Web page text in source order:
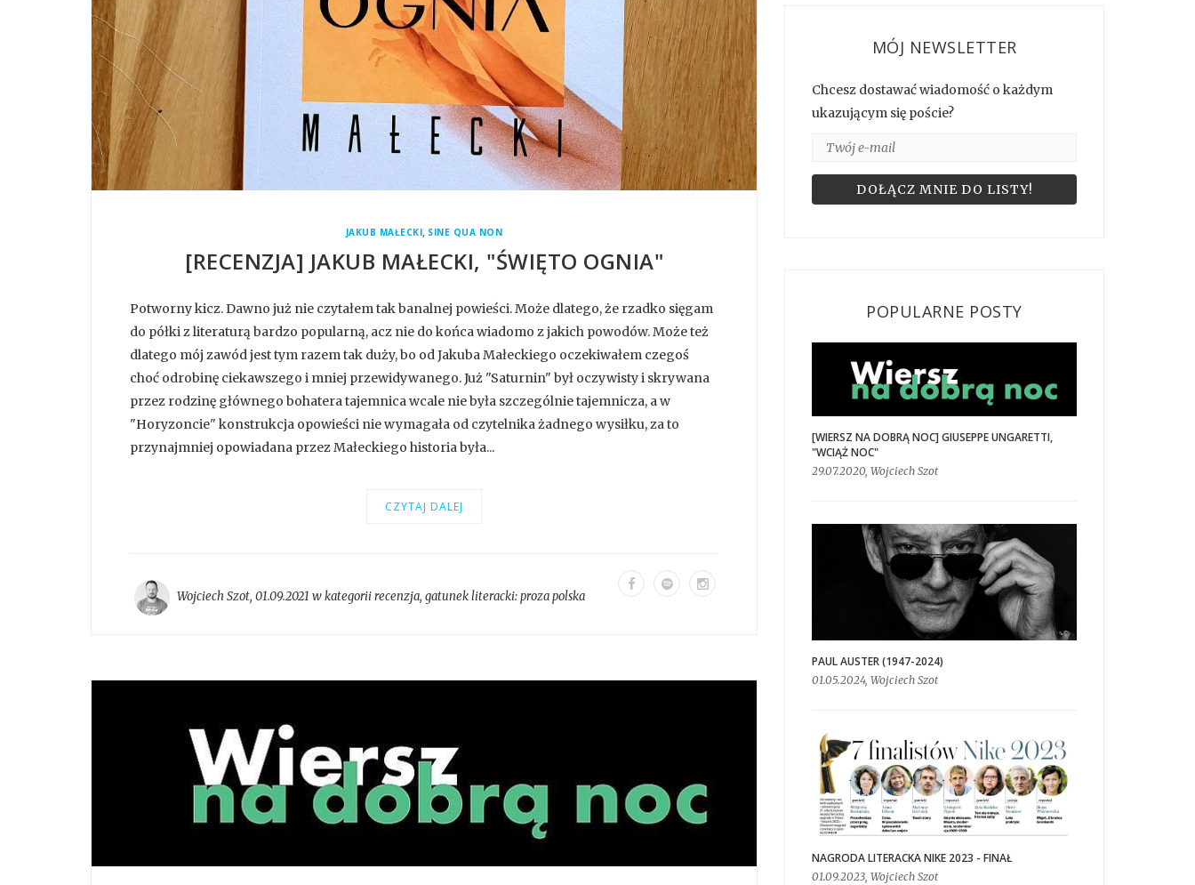
JAKUB MAŁECKI, SINE QUA NON
[RECENZJA] JAKUB MAŁECKI, "ŚWIĘTO OGNIA"
Potworny kicz. Dawno już nie czytałem tak banalnej powieści. Może dlatego, że rzadko sięgam
do półki z literaturą bardzo popularną, acz nie do końca wiadomo z jakich powodów. Może też
dlatego mój zawód jest tym razem tak duży, bo od Jakuba Małeckiego oczekiwałem czegoś
choć odrobinę ciekawszego i mniej przewidywanego. Już "Saturnin" był oczywisty i skrywana
przez rodzinę głównego bohatera tajemnica wcale nie była szczególnie tajemnicza, a w
"Horyzoncie" konstrukcja opowieści nie wymagała od czytelnika żadnego wysiłku, za to
przynajmniej opowiadana przez Małeckiego historia była...
CZYTAJ DALEJ
Wojciech Szot, 01.09.2021 w kategoriirecenzja, gatunek literacki:proza polska
MÓJ NEWSLETTER
Chcesz dostawać wiadomość o każdym
ukazującym się poście?
POPULARNE POSTY
[WIERSZ NA DOBRĄ NOC] GIUSEPPE UNGARETTI,
"WCIĄŻ NOC"
29.07.2020, Wojciech Szot
PAUL AUSTER (1947-2024)
01.05.2024, Wojciech Szot
NAGRODA LITERACKA NIKE 2023 - FINAŁ
01.09.2023, Wojciech Szot